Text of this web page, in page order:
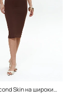
Сукня Second Skin на широких бретелях, Brown